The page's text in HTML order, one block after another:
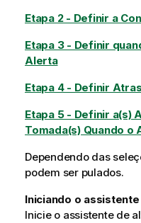
Etapa 2 - Definir a
Etapa 3 - Definir
Alerta
Etapa 4 - Definir
Etapa 5 - Definir a(s)
Tomada(s) Quando o
Dependendo das
podem ser pulados.
Iniciando o
Inicie o assistente de